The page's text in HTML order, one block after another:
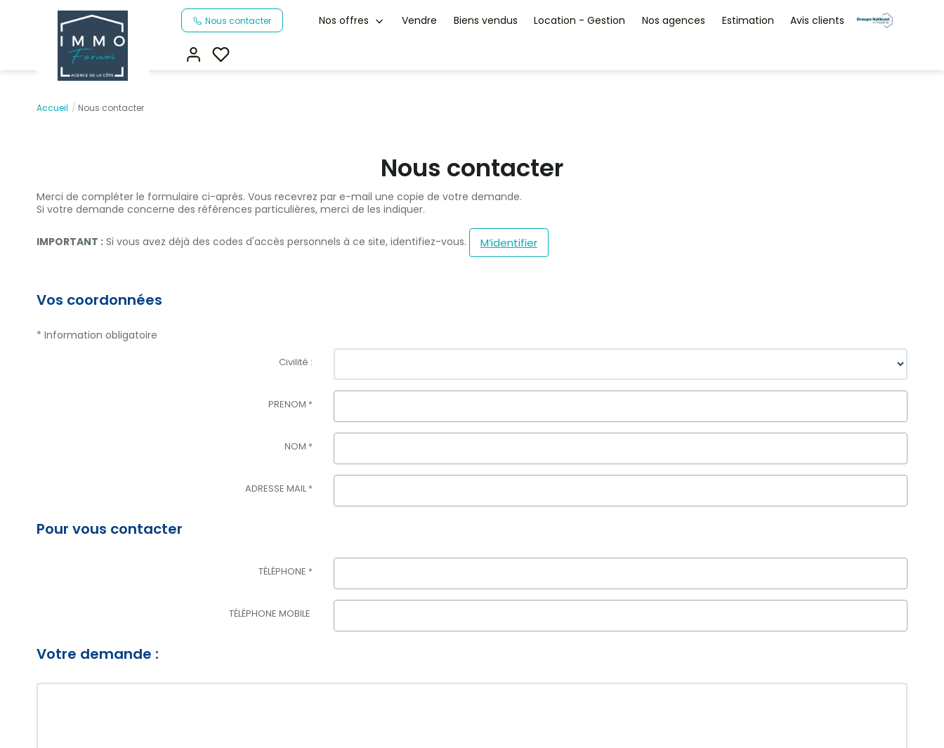
Nous contacter Nos offres Vendre Biens vendus Location - Gestion Nos agences Estimation Avis clients
Accueil Nous contacter
Nous contacter
Merci de compléter le formulaire ci-après. Vous recevrez par e-mail une copie de votre demande.
Si votre demande concerne des références particulières, merci de les indiquer.
IMPORTANT : Si vous avez déjà des codes d'accès personnels à ce site, identifiez-vous. M’identifier
Vos coordonnées
* Information obligatoire
Civilité :
PRENOM *
NOM *
ADRESSE MAIL*
Pour vous contacter
TÉLÉPHONE *
TÉLÉPHONE MOBILE
Votre demande :